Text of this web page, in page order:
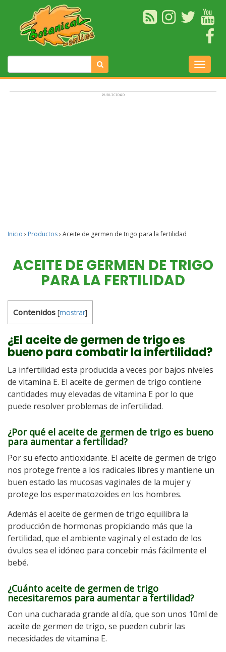
Inicio › Productos› Aceite de germen de trigo para la fertilidad
ACEITE DE GERMEN DE TRIGO
PARA LA FERTILIDAD
Contenidos [mostrar]
¿El aceite de germen de trigo es
bueno para combatir la infertilidad?
La infertilidad esta producida a veces por bajos niveles
de vitamina E. El aceite de germen de trigo contiene
cantidades muy elevadas de vitamina E por lo que
puede resolver problemas de infertilidad.
¿Por qué el aceite de germen de trigo es bueno
para aumentar a fertilidad?
Por su efecto antioxidante. El aceite de germen de trigo
nos protege frente a los radicales libres y mantiene un
buen estado las mucosas vaginales de la mujer y
protege los espermatozoides en los hombres.
Además el aceite de germen de trigo equilibra la
producción de hormonas propiciando más que la
fertilidad, que el ambiente vaginal y el estado de los
óvulos sea el idóneo para concebir más fácilmente el
bebé.
¿Cuánto aceite de germen de trigo
necesitaremos para aumentar a fertilidad?
Con una cucharada grande al día, que son unos 10ml de
aceite de germen de trigo, se pueden cubrir las
necesidades de vitamina E.